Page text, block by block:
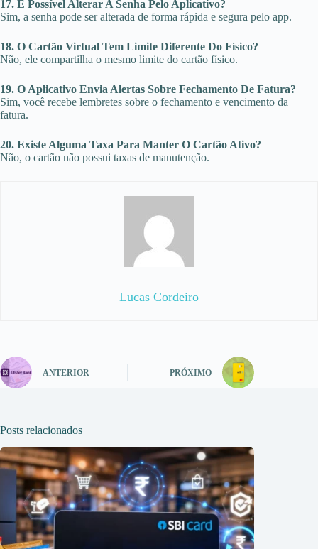
17. É Possível Alterar A Senha Pelo Aplicativo?
Sim, a senha pode ser alterada de forma rápida e segura pelo app.
18. O Cartão Virtual Tem Limite Diferente Do Físico?
Não, ele compartilha o mesmo limite do cartão físico.
19. O Aplicativo Envia Alertas Sobre Fechamento De Fatura?
Sim, você recebe lembretes sobre o fechamento e vencimento da
fatura.
20. Existe Alguma Taxa Para Manter O Cartão Ativo?
Não, o cartão não possui taxas de manutenção.
Lucas Cordeiro
ANTERIOR PRÓXIMO
Posts relacionados